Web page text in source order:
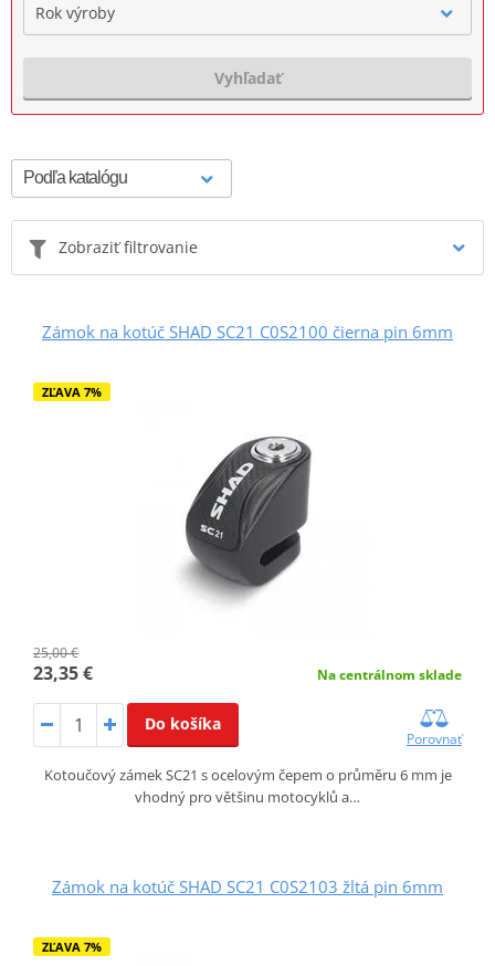
Rok výroby
Vyhľadať
Zobraziť filtrovanie
Zámok na kotúč SHAD SC21 C0S2100 čierna pin 6mm
ZĽAVA 7%
25,00 €
23,35 € Na centrálnom sklade
Do košíka
Porovnať
Kotoučový zámek SC21 s ocelovým čepem o průměru 6 mm je
vhodný pro většinu motocyklů a…
Zámok na kotúč SHAD SC21 C0S2103 žltá pin 6mm
ZĽAVA 7%